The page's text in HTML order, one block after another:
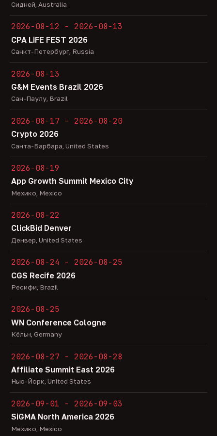
Сидней, Australia
2026-08-12 - 2026-08-13
CPA LiFE FEST 2026
Санкт-Петербург, Russia
2026-08-13
G&M Events Brazil 2026
Сан-Паулу, Brazil
2026-08-17 - 2026-08-20
Crypto 2026
Санта-Барбара, United States
2026-08-19
App Growth Summit Mexico City
Мехико, Mexico
2026-08-22
ClickBid Denver
Денвер, United States
2026-08-24 - 2026-08-25
CGS Recife 2026
Ресифи, Brazil
2026-08-25
WN Conference Cologne
Кёльн, Germany
2026-08-27 - 2026-08-28
Affiliate Summit East 2026
Нью-Йорк, United States
2026-09-01 - 2026-09-03
SiGMA North America 2026
Мехико, Mexico